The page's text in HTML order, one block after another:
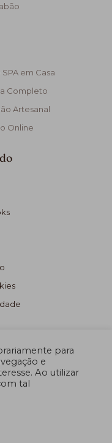
em Casa
Completo
Artesanal
Online
Artesanal
para
e
Ao utilizar
tal